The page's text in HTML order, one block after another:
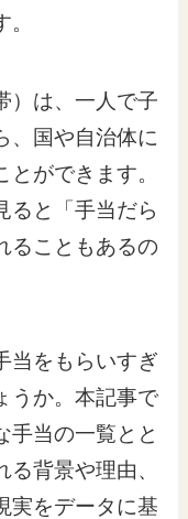
）は、一人で子
、国や自治体に
ができます。
ると「手当だら
ることもあるの
当をもらいすぎ
うか。本記事で
手当の一覧とと
背景や理由、
実をデータに基